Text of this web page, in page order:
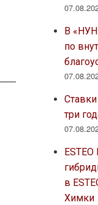
В
по
три
в
Химки